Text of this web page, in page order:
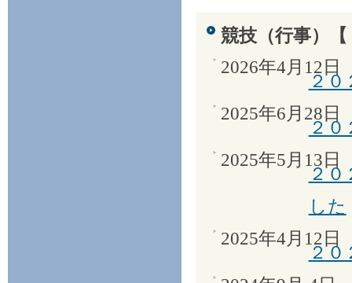
競技（行事）
2026年4月12日
２
2025年6月28日
２
2025年5月13日
２
した
2025年4月12日
２